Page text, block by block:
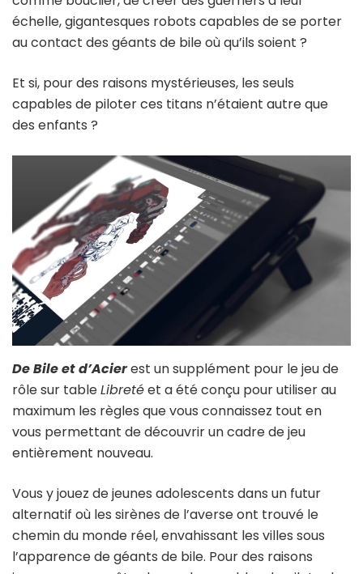
échelle, gigantesques robots capables de se porter
au contact des géants de bile où qu’ils soient ?
Et si, pour des raisons mystérieuses, les seuls
capables de piloter ces titans n’étaient autre que
des enfants ?
De Bile et d’Acierest un supplément pour le jeu de
rôle sur tableLibretéet a été conçu pour utiliser au
maximum les règles que vous connaissez tout en
vous permettant de découvrir un cadre de jeu
entièrement nouveau.
Vous y jouez de jeunes adolescents dans un futur
alternatif où les sirènes de l’averse ont trouvé le
chemin du monde réel, envahissant les villes sous
l’apparence de géants de bile. Pour des raisons